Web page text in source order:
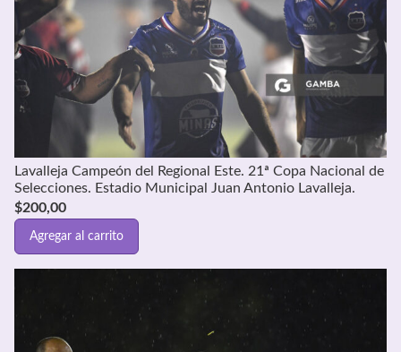
Lavalleja Campeón del Regional Este. 21ª Copa Nacional de
Selecciones. Estadio Municipal Juan Antonio Lavalleja.
$200,00
Agregar al carrito